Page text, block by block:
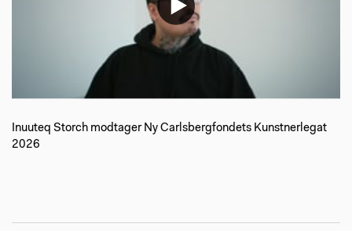
Inuuteq Storch modtager Ny Carlsbergfondets Kunstnerlegat
2026